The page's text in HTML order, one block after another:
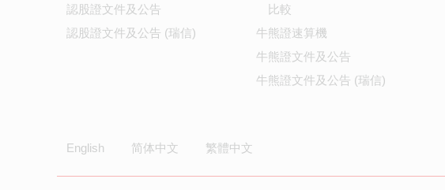
認股證文件及公告
認股證文件及公告 (瑞信)
比較
牛熊證速算機
牛熊證文件及公告
牛熊證文件及公告 (瑞信)
English 简体中文 繁體中文